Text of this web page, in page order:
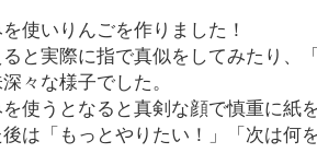
使いりんごを作りました！
と実際に指で真似をしてみたり、
々な様子でした。
使うとなると真剣な顔で慎重に紙
は「もっとやりたい！」「次は何